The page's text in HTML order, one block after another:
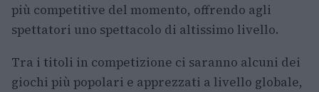
più competitive del momento, offrendo agli
spettatori uno spettacolo di altissimo livello.
Tra i titoli in competizione ci saranno alcuni dei
giochi più popolari e apprezzati a livello globale,